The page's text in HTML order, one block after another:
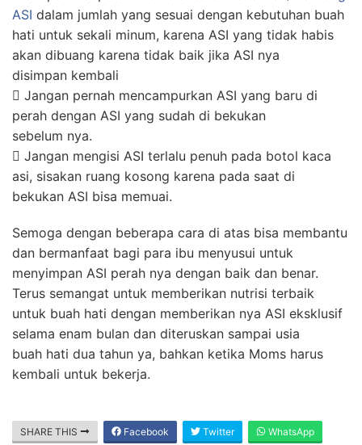
ASI dalam jumlah yang sesuai dengan kebutuhan buah
hati untuk sekali minum, karena ASI yang tidak habis
akan dibuang karena tidak baik jika ASI nya
disimpan kembali
 Jangan pernah mencampurkan ASI yang baru di
perah dengan ASI yang sudah di bekukan
sebelum nya.
 Jangan mengisi ASI terlalu penuh pada botol kaca
asi, sisakan ruang kosong karena pada saat di
bekukan ASI bisa memuai.
Semoga dengan beberapa cara di atas bisa membantu
dan bermanfaat bagi para ibu menyusui untuk
menyimpan ASI perah nya dengan baik dan benar.
Terus semangat untuk memberikan nutrisi terbaik
untuk buah hati dengan memberikan nya ASI eksklusif
selama enam bulan dan diteruskan sampai usia
buah hati dua tahun ya, bahkan ketika Moms harus
kembali untuk bekerja.
SHARE THIS Facebook Twitter WhatsApp